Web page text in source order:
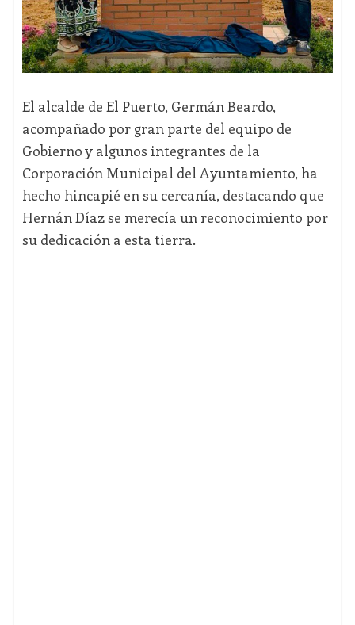
El alcalde de El Puerto, Germán Beardo,
acompañado por gran parte del equipo de
Gobierno y algunos integrantes de la
Corporación Municipal del Ayuntamiento, ha
hecho hincapié en su cercanía, destacando que
Hernán Díaz se merecía un reconocimiento por
su dedicación a esta tierra.